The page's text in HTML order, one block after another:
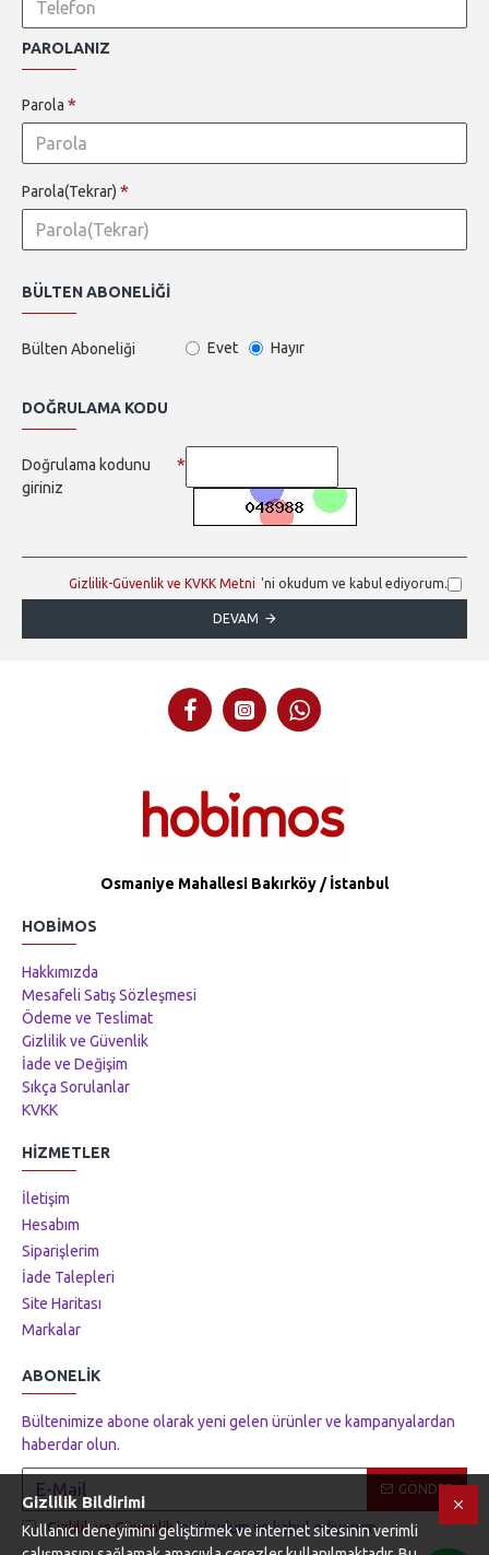
PAROLANIZ
Parola
Parola(Tekrar)
BÜLTEN ABONELIĞI
Bülten Aboneliği Evet Hayır
DOĞRULAMA KODU
Doğrulama kodunu
giriniz
Gizlilik-Güvenlik ve KVKK Metni 'ni okudum ve kabul ediyorum.
DEVAM
Osmaniye Mahallesi Bakırköy / İstanbul
HOBIMOS
Hakkımızda
Mesafeli Satış Sözleşmesi
Ödeme ve Teslimat
Gizlilik ve Güvenlik
İade ve Değişim
Sıkça Sorulanlar
KVKK
HIZMETLER
İletişim
Hesabım
Siparişlerim
İade Talepleri
Site Haritası
Markalar
ABONELIK
Bültenimize abone olarak yeni gelen ürünler ve kampanyalardan
haberdar olun.
GÖNDER
Gizlilik ve Güvenlik'ni okudum ve kabul ediyorum.
Gizlilik Bildirimi
Kullanıcı deneyimini geliştirmek ve internet sitesinin verimli